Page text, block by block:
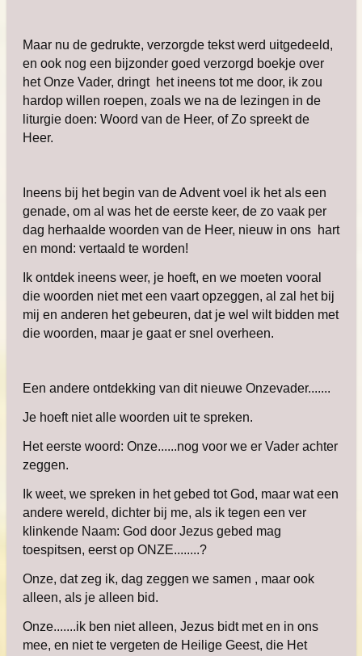
Maar nu de gedrukte, verzorgde tekst werd uitgedeeld,
en ook nog een bijzonder goed verzorgd boekje over
het Onze Vader, dringt het ineens tot me door, ik zou
hardop willen roepen, zoals we na de lezingen in de
liturgie doen: Woord van de Heer, of Zo spreekt de
Heer.
Ineens bij het begin van de Advent voel ik het als een
genade, om al was het de eerste keer, de zo vaak per
dag herhaalde woorden van de Heer, nieuw in ons hart
en mond: vertaald te worden!
Ik ontdek ineens weer, je hoeft, en we moeten vooral
die woorden niet met een vaart opzeggen, al zal het bij
mij en anderen het gebeuren, dat je wel wilt bidden met
die woorden, maar je gaat er snel overheen.
Een andere ontdekking van dit nieuwe Onzevader.......
Je hoeft niet alle woorden uit te spreken.
Het eerste woord: Onze......nog voor we er Vader achter
zeggen.
Ik weet, we spreken in het gebed tot God, maar wat een
andere wereld, dichter bij me, als ik tegen een ver
klinkende Naam: God door Jezus gebed mag
toespitsen, eerst op ONZE........?
Onze, dat zeg ik, dag zeggen we samen , maar ook
alleen, als je alleen bid.
Onze.......ik ben niet alleen, Jezus bidt met en in ons
mee, en niet te vergeten de Heilige Geest, die Het